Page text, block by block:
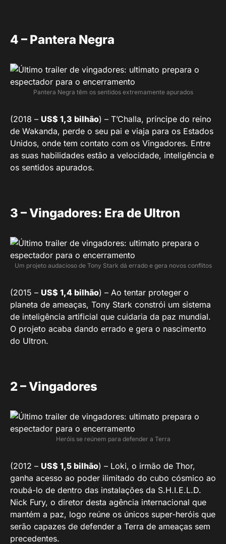
4 – Pantera Negra
Pantera Negra têm os sentidos extremamente apurados
(2018 – US$ 1,3 bilhão) – T’Challa, príncipe do reino
de Wakanda, perde o seu pai e viaja para os Estados
Unidos, onde tem contato com os Vingadores. Entre
as suas habilidades estão a velocidade, inteligência e
os sentidos apurados.
3 – Vingadores: Era de Ultron
Um projeto audacioso de Tony Stark dá errado e gera novos conflitos
(2015 – US$ 1,4 bilhão) – Ao tentar proteger o
planeta de ameaças, Tony Stark constrói um sistema
de inteligência artificial que cuidaria da paz mundial.
O projeto acaba dando errado e gera o nascimento
do Ultron.
2 – Vingadores
Heróis se reúnem para defender a Terra
(2012 – US$ 1,5 bilhão) – Loki, o irmão de Thor,
ganha acesso ao poder ilimitado do cubo cósmico ao
roubá-lo de dentro das instalações da S.H.I.E.L.D.
Nick Fury, o diretor desta agência internacional que
mantém a paz, logo reúne os únicos super-heróis que
serão capazes de defender a Terra de ameaças sem
precedentes.